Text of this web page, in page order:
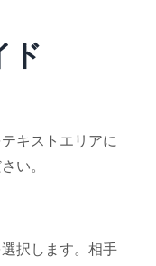
ド
キストエリアに
い。
択します。相手